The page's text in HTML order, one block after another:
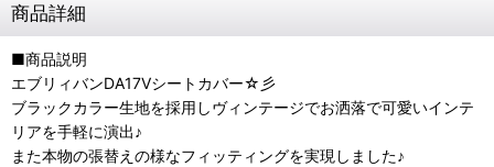
商品詳細
■商品説明
エブリィバンDA17Vシートカバー☆彡
ブラックカラー生地を採用しヴィンテージでお洒落で可愛いインテ
リアを手軽に演出♪
また本物の張替えの様なフィッティングを実現しました♪